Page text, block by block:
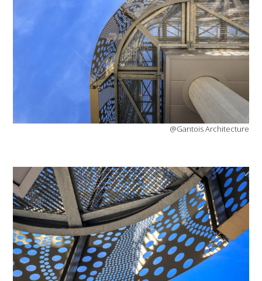
@Gantois Architecture